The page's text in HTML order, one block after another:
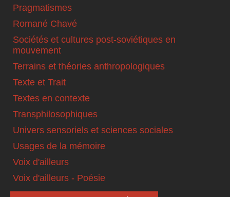
Pragmatismes
Romané Chavé
Sociétés et cultures post-soviétiques en
mouvement
Terrains et théories anthropologiques
Texte et Trait
Textes en contexte
Transphilosophiques
Univers sensoriels et sciences sociales
Usages de la mémoire
Voix d'ailleurs
Voix d'ailleurs - Poésie